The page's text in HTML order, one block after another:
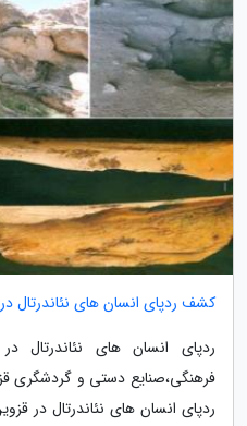
کشف ردپای انسان های نئاندرتال
ردپای انسان های نئاندرتال
فرهنگی،صنایع دستی و گردشگری
ردپای انسان های نئاندرتال در